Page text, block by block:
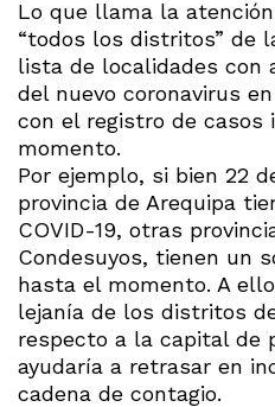
Lo que llama la
“todos los distritos” de
lista de localidades con
del nuevo coronavirus
con el registro de
momento.
Por ejemplo, si bien 22
provincia de Arequipa
COVID-19, otras
Condesuyos, tienen un
hasta el momento. A
lejanía de los distritos
respecto a la capital de
ayudaría a retrasar en
cadena de contagio.